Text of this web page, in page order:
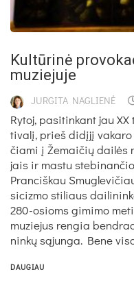
Kultūrinė
muziejuje
JURGITA NAGLIENĖ
Ry­toj, pa­si­tin­kant jau
ti­va­lį, prieš di­dį­jį
čia­mi į Že­mai­čių dai­lės
jais ir mas­tu
Pran­ciš­kau
si­ciz­mo sti­liaus
280-osioms gi­mi­mo
mu­zie­jus rengia
nin­kų są­jun­ga. Be­ne
DAUGIAU